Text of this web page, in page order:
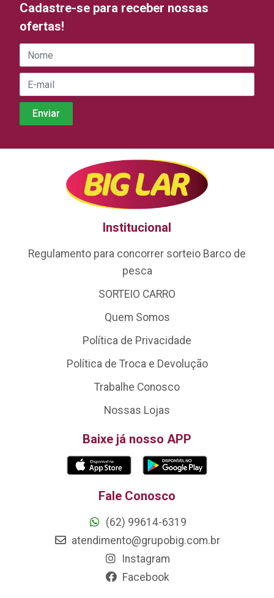
Cadastre-se para receber nossas
ofertas!
Institucional
Regulamento para concorrer sorteio Barco de
pesca
SORTEIO CARRO
Quem Somos
Política de Privacidade
Política de Troca e Devolução
Trabalhe Conosco
Nossas Lojas
Baixe já nosso APP
Fale Conosco
(62) 99614-6319
atendimento@grupobig.com.br
Instagram
Facebook